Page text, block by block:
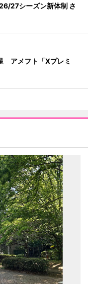
27シーズン新体制 さ
アメフト「Xプレミ